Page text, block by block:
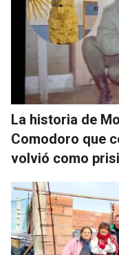
La historia de
Comodoro que
volvió como